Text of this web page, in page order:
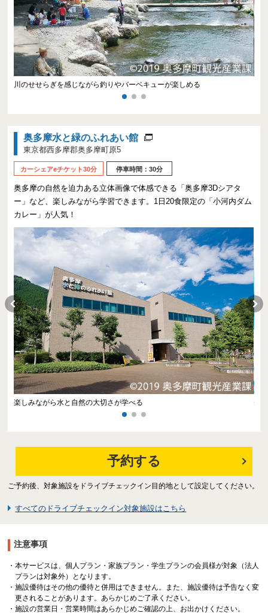
川のせせらぎを感じながら釣りやバーベキューが楽しめる
奥多摩水と緑のふれあい館
東京都西多摩郡奥多摩町原5
カーシェアeチケット30分 停車時間：30分
奥多摩の自然を迫力ある立体画像で体感できる「奥多摩3Dシアタ
ー」など、楽しみながら学習できます。1日20食限定の「小河内ダム
カレー」が人気！
楽しみながら水と自然の大切さが学べる 美
予約する
ご予約後、対象施設をドライブチェックイン目的地として設定してください。
すべてのドライブチェックイン対象施設はこちら
注意事項
本サービスは、個人プラン・家族プラン・学生プランの会員様が対象（法人
プランは対象外）となります。
施設優待はその他の優待と併用はできません。また、施設優待は予告なく変
更されることがあります。あらかじめご了承ください。
施設の営業日・営業時間はあらかじめご確認の上、お出かけください。